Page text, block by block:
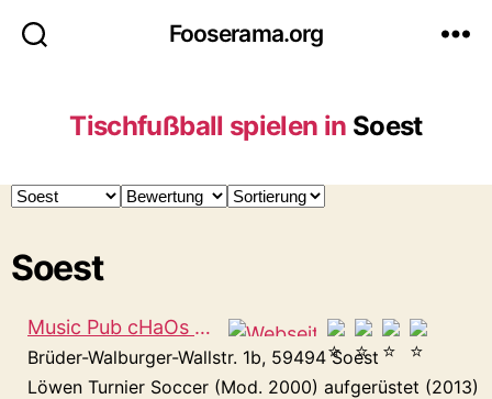
Fooserama.org
Tischfußball spielen in Soest
Soest
Music Pub cHaOs Soest
Brüder-Walburger-Wallstr. 1b, 59494 Soest
Löwen Turnier Soccer (Mod. 2000) aufgerüstet (2013)